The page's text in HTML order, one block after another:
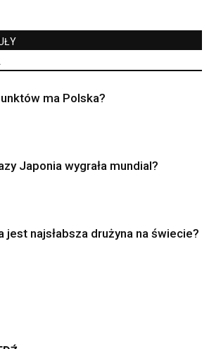
ma Polska?
Japonia wygrała mundial?
jest najsłabsza drużyna na świecie?